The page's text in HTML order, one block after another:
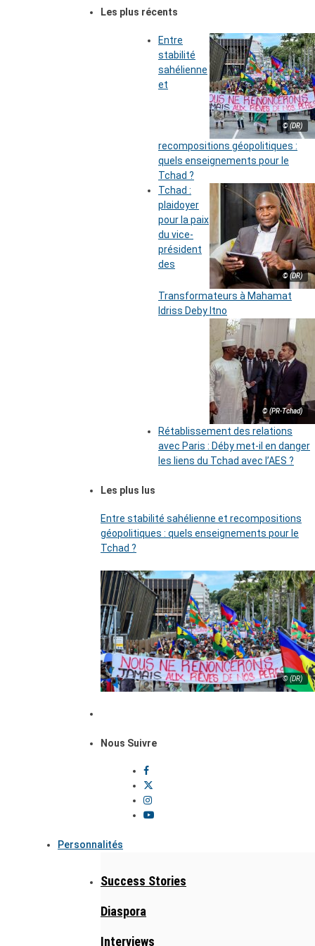
Les plus récents
© (DR)
Entre
stabilité
sahélienne
et
recompositions géopolitiques :
quels enseignements pour le
Tchad ?
© (DR)
Tchad :
plaidoyer
pour la paix
du vice-
président
des
Transformateurs à Mahamat
Idriss Deby Itno
© (PR-Tchad)
Rétablissement des relations
avec Paris : Déby met-il en danger
les liens du Tchad avec l’AES ?
Les plus lus
Entre stabilité sahélienne et recompositions
géopolitiques : quels enseignements pour le
Tchad ?
© (DR)
Nous Suivre
Personnalités
Success Stories
Diaspora
Interviews